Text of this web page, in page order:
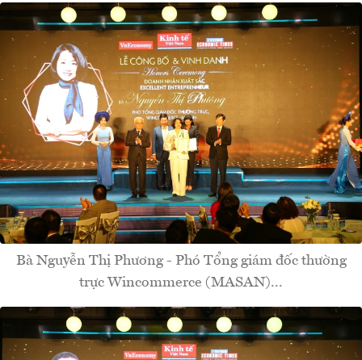
Bà Nguyễn Thị Phương - Phó Tổng giám đốc thường
trực Wincommerce (MASAN)...